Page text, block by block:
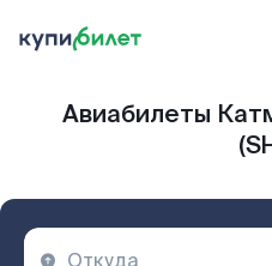
Авиабилеты